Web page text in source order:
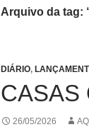
Arquivo da tag:
DIÁRIO,
CASAS
26/05/2026